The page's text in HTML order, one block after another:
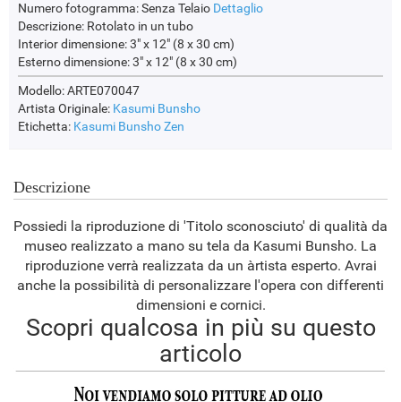
Numero fotogramma:Senza Telaio Dettaglio
Descrizione: Rotolato in un tubo
Interior dimensione:3" x 12" (8 x 30 cm)
Esterno dimensione:3" x 12" (8 x 30 cm)
Modello: ARTE070047
Artista Originale: Kasumi Bunsho
Etichetta: Kasumi BunshoZen
Descrizione
Possiedi la riproduzione di 'Titolo sconosciuto' di qualità da
museo realizzato a mano su tela da Kasumi Bunsho. La
riproduzione verrà realizzata da un àrtista esperto. Avrai
anche la possibilità di personalizzare l'opera con differenti
dimensioni e cornici.
Scopri qualcosa in più su questo
articolo